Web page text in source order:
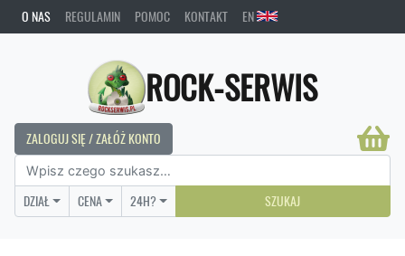
O NAS REGULAMIN POMOC KONTAKT EN
ROCK-SERWIS
ZALOGUJ SIĘ / ZAŁÓŻ KONTO
DZIAŁ CENA 24H? SZUKAJ